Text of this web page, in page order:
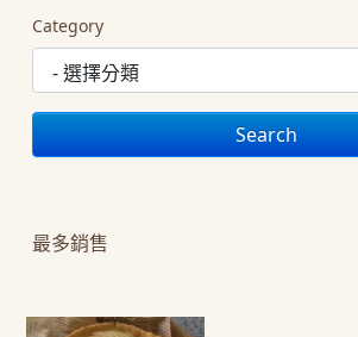
Category
Search
最多銷售